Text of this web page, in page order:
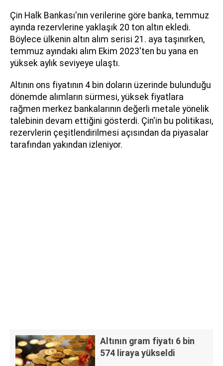
Çin Halk Bankası'nın verilerine göre banka, temmuz
ayında rezervlerine yaklaşık 20 ton altın ekledi.
Böylece ülkenin altın alım serisi 21. aya taşınırken,
temmuz ayındaki alım Ekim 2023'ten bu yana en
yüksek aylık seviyeye ulaştı.
Altının ons fiyatının 4 bin doların üzerinde bulunduğu
dönemde alımların sürmesi, yüksek fiyatlara
rağmen merkez bankalarının değerli metale yönelik
talebinin devam ettiğini gösterdi. Çin'in bu politikası,
rezervlerin çeşitlendirilmesi açısından da piyasalar
tarafından yakından izleniyor.
Altının gram fiyatı 6 bin
574 liraya yükseldi